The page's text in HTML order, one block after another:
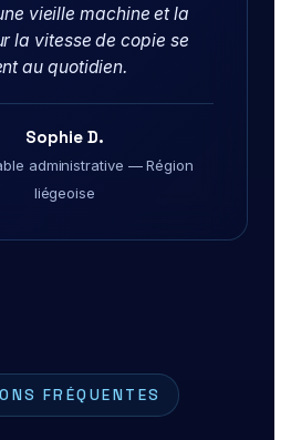
vieille machine et la
la vitesse de copie se
au quotidien.
Sophie D.
administrative — Région
liégeoise
FRÉQUENTES